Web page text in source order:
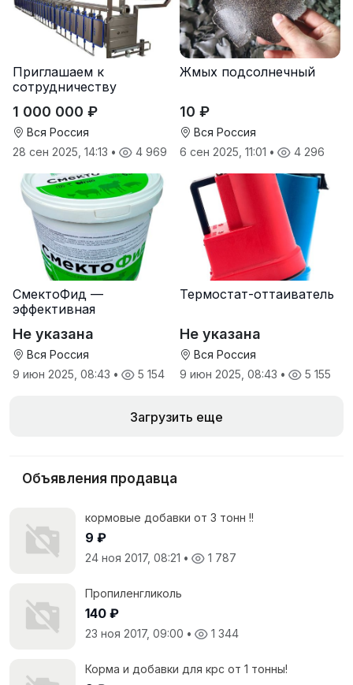
Приглашаем к
сотрудничеству
1 000 000 ₽
Вся Россия
28 сен 2025, 14:13 • 4 969
Жмых подсолнечный
10 ₽
Вся Россия
6 сен 2025, 11:01 • 4 296
СмектоФид —
эффективная
антидиарейная
кормовая добавка для
телят
Не указана
Вся Россия
9 июн 2025, 08:43 • 5 154
Термостат-оттаиватель
Не указана
Вся Россия
9 июн 2025, 08:43 • 5 155
Загрузить еще
Объявления продавца
кормовые добавки от 3 тонн !!
9 ₽
24 ноя 2017, 08:21 • 1 787
Пропиленгликоль
140 ₽
23 ноя 2017, 09:00 • 1 344
Корма и добавки для крс от 1 тонны!